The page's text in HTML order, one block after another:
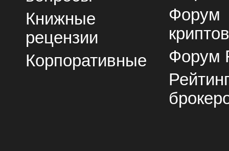
Книжные
рецензии
Корпоративные
Форум
Форум